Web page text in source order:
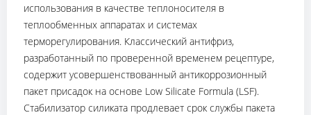
использования в качестве теплоносителя в
теплообменных аппаратах и системах
терморегулирования. Классический антифриз,
разработанный по проверенной временем рецептуре,
содержит усовершенствованный антикоррозионный
пакет присадок на основе Low Silicate Formula (LSF).
Стабилизатор силиката продлевает срок службы пакета